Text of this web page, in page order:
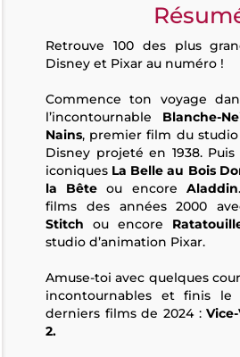
Retrouve 100 des plus
Disney et Pixar au numéro !
Commence ton voyage
l’incontournable Blanche-
Nains, premier film du studio
Disney projeté en 1938.
iconiques La Belle au Bois
la Bête ou encore Aladdin
films des années 2000
Stitch ou encore
studio d’animation Pixar.
Amuse-toi avec quelques
incontournables et finis le
derniers films de 2024 :
2.